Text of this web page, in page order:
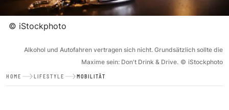
© iStockphoto
Alkohol und Autofahren vertragen sich nicht. Grundsätzlich sollte die
Maxime sein: Don't Drink & Drive. © iStockphoto
HOME LIFESTYLE MOBILITÄT